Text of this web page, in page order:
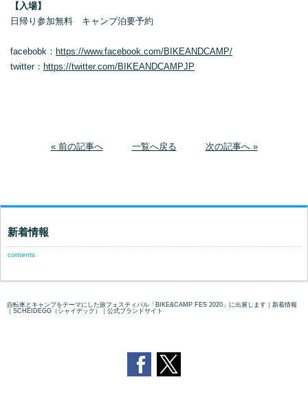
【入場】
日帰り参加無料 キャンプ泊要予約
facebobk： https://www.facebook.com/BIKEANDCAMP/
twitter： https://twitter.com/BIKEANDCAMPJP
« 前の記事へ 一覧へ戻る 次の記事へ »
新着情報
contents
自転車とキャンプをテーマにした旅フェスティバル「BIKE&CAMP FES 2020」に出展します｜新着情報
｜SCHEIDEGG（シャイデック）｜公式ブランドサイト